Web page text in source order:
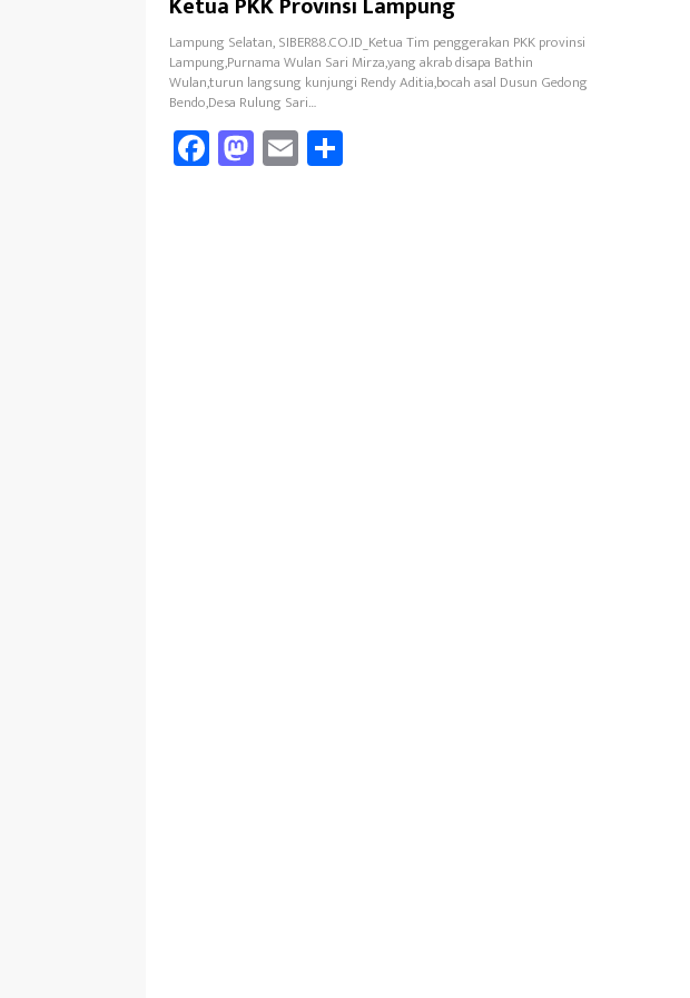
Lampung Selatan, SIBER88.CO.ID_Ketua Tim penggerakan PKK provinsi
Lampung,Purnama Wulan Sari Mirza,yang akrab disapa Bathin
Wulan,turun langsung kunjungi Rendy Aditia,bocah asal Dusun Gedong
Bendo,Desa Rulung Sari…
Fa
ce
M
as
E
m